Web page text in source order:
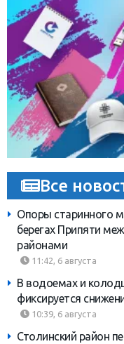
Все
Опоры старинного
берегах Припяти
районами
11:42, 6 августа
В водоемах и
фиксируется
10:39, 6 августа
Столинский район